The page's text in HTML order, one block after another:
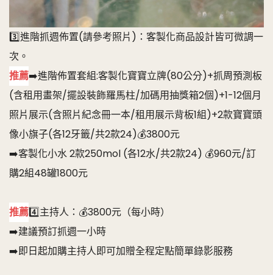
3️⃣進階抓週佈置(請參考照片)：客製化商品設計皆可微調一
次。
推薦➡️進階佈置套組:客製化寶寶立牌(80公分)+抓周預測板
(含租用畫架/擺設裝飾羅馬柱/加碼用抽獎箱2個)+1-12個月
照片展示(含照片紀念冊一本/租用展示背板1組)+2款寶寶頭
像小旗子(各12牙籤/共2款24)💰3800元
➡️客製化小水 2款250mol (各12水/共2款24) 💰960元/訂
購2組48罐1800元
推薦4️⃣主持人：💰3800元（每小時）
➡️建議預訂抓週一小時
➡️即日起加購主持人即可加贈全程定點簡單錄影服務